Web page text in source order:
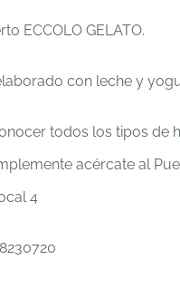
ECCOLO GELATO.
con leche y
todos los tipos de
acércate al
4